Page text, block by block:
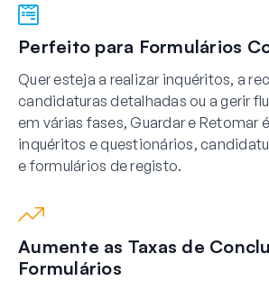
Perfeito para Formulários
Quer esteja a realizar inquéritos, a
candidaturas detalhadas ou a gerir
em várias fases, Guardar e Retomar
inquéritos e questionários,
e formulários de registo.
Aumente as Taxas de
Formulários